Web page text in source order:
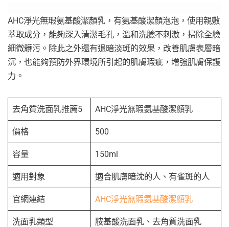
AHC淨光無瑕氨基酸潔顏乳，有氨基酸潔顏泡泡，使用親敷
萃取成分，能夠深入清潔毛孔，溫和洗臉不刺激，掃除全臉
細微髒污。除此之外還有退暗淡斑的效果，改善肌膚表層暗
沉，也能夠預防外界環境所引起的肌膚瑕疵，增強肌膚保護
力。
去角質洗面乳推薦5 AHC淨光無瑕氨基酸潔顏乳
價格 500
容量 150ml
適用對象 適合肌膚暗沈的人、有雀斑的人
官網連結 AHC淨光無瑕氨基酸潔顏乳
洗面乳類型 胺基酸洗面乳、去角質洗面乳